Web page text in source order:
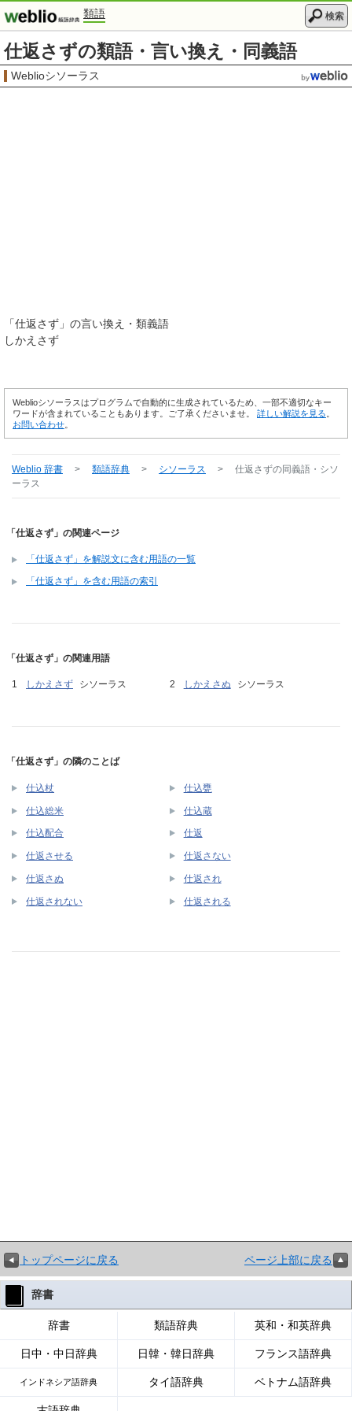
類語 検索
仕返さずの類語・言い換え・同義語
Weblioシソーラス
「仕返さず 」の言い換え・類義語
しかえさず
Weblioシソーラスはプログラムで自動的に生成されているため、一部不適切なキー
ワードが含まれていることもあります。ご了承くださいませ。 詳しい解説を見る
お問い合わせ
Weblio 辞書 > 類語辞典 > シソーラス > 仕返さずの同義語・シソ
ーラス
「仕返さず」の関連ページ
「仕返さず」を解説文に含む用語の一覧
「仕返さず」を含む用語の索引
「仕返さず」の関連用語
しかえさず シソーラス しかえさぬ シソーラス
「仕返さず」の隣のことば
仕込杖 仕込甕
仕込総米 仕込蔵
仕込配合 仕返
仕返させる 仕返さない
仕返さぬ 仕返され
仕返されない 仕返される
トップページに戻る ページ上部に戻る
辞書
辞書 類語辞典 英和・和英辞典
日中・中日辞典 日韓・韓日辞典 フランス語辞典
インドネシア語辞典 タイ語辞典 ベトナム語辞典